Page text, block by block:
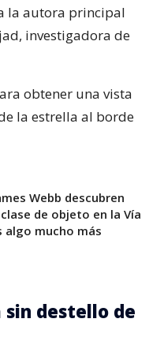
la autora principal
investigadora de
obtener una vista
la estrella al borde
Webb descubren
de objeto en la Vía
algo mucho más
destello de